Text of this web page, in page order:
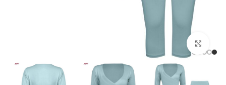
بزرگنمایی تصویر